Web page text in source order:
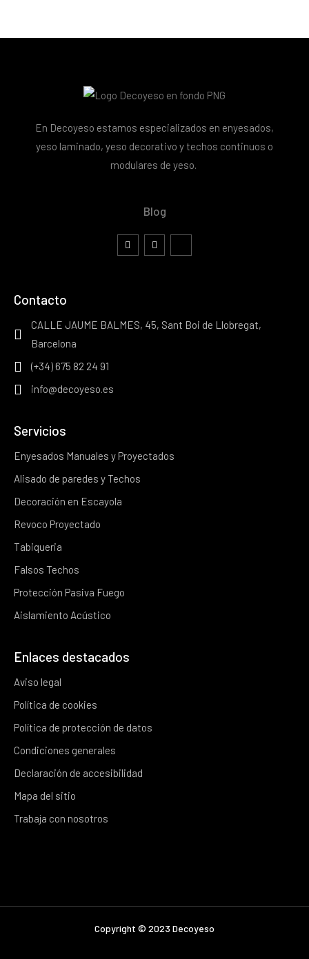
En Decoyeso estamos especializados en enyesados,
yeso laminado, yeso decorativo y techos continuos o
modulares de yeso.
Blog
Contacto
CALLE JAUME BALMES, 45, Sant Boi de Llobregat,
Barcelona
(+34) 675 82 24 91
info@decoyeso.es
Servicios
Enyesados Manuales y Proyectados
Alisado de paredes y Techos
Decoración en Escayola
Revoco Proyectado
Tabiqueria
Falsos Techos
Protección Pasiva Fuego
Aislamiento Acústico
Enlaces destacados
Aviso legal
Política de cookies
Política de protección de datos
Condiciones generales
Declaración de accesibilidad
Mapa del sitio
Trabaja con nosotros
Copyright © 2023 Decoyeso